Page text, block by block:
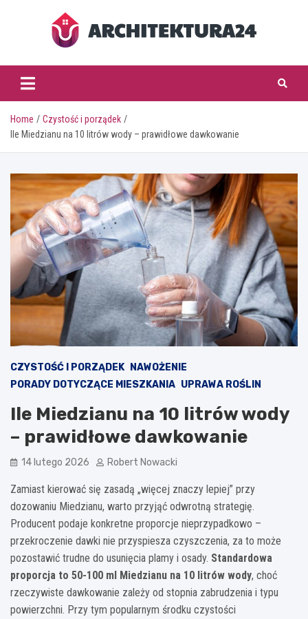
architektura24.pl
Home
Czystość i porządek
Ile Miedzianu na 10 litrów wody – prawidłowe dawkowanie
CZYSTOŚĆ I PORZĄDEK
NAWOŻENIE
PORADY DOTYCZĄCE MIESZKANIA UPRAWA ROŚLIN
Ile Miedzianu na 10 litrów wody
– prawidłowe dawkowanie
14 lutego 2026 Robert Nowacki
Zamiast kierować się zasadą „więcej znaczy lepiej” przy
dozowaniu Miedzianu, warto przyjąć odwrotną strategię.
Producent podaje konkretne proporcje nieprzypadkowo –
przekroczenie dawki nie przyspiesza czyszczenia, za to może
pozostawić trudne do usunięcia plamy i osady. Standardowa
proporcja to 50-100 ml Miedzianu na 10 litrów wody, choć
rzeczywiste dawkowanie zależy od stopnia zabrudzenia i typu
powierzchni. Przy tym popularnym środku czystości